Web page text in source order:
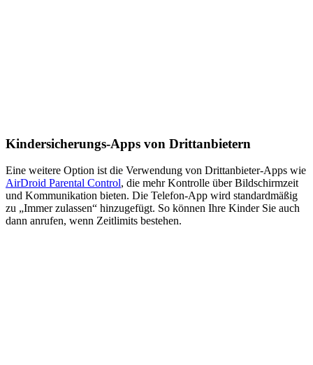
Kindersicherungs-Apps von Drittanbietern
Eine weitere Option ist die Verwendung von Drittanbieter-Apps wie
AirDroid Parental Control, die mehr Kontrolle über Bildschirmzeit
und Kommunikation bieten. Die Telefon-App wird standardmäßig
zu „Immer zulassen“ hinzugefügt. So können Ihre Kinder Sie auch
dann anrufen, wenn Zeitlimits bestehen.